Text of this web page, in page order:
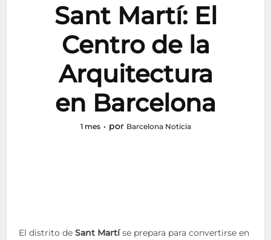
Sant Martí: El
Centro de la
Arquitectura
en Barcelona
1 mes por Barcelona Noticia
El distrito deSant Martíse prepara para convertirse en